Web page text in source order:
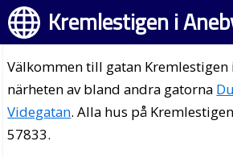
Kremlestigen i
Välkommen till gatan
närheten av bland andra gatorna
Videgatan. Alla hus på
57833.